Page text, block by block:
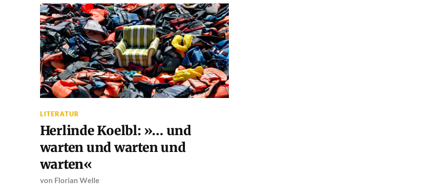
LITERATUR
Herlinde Koelbl: »… und
warten und warten und
warten«
von Florian Welle